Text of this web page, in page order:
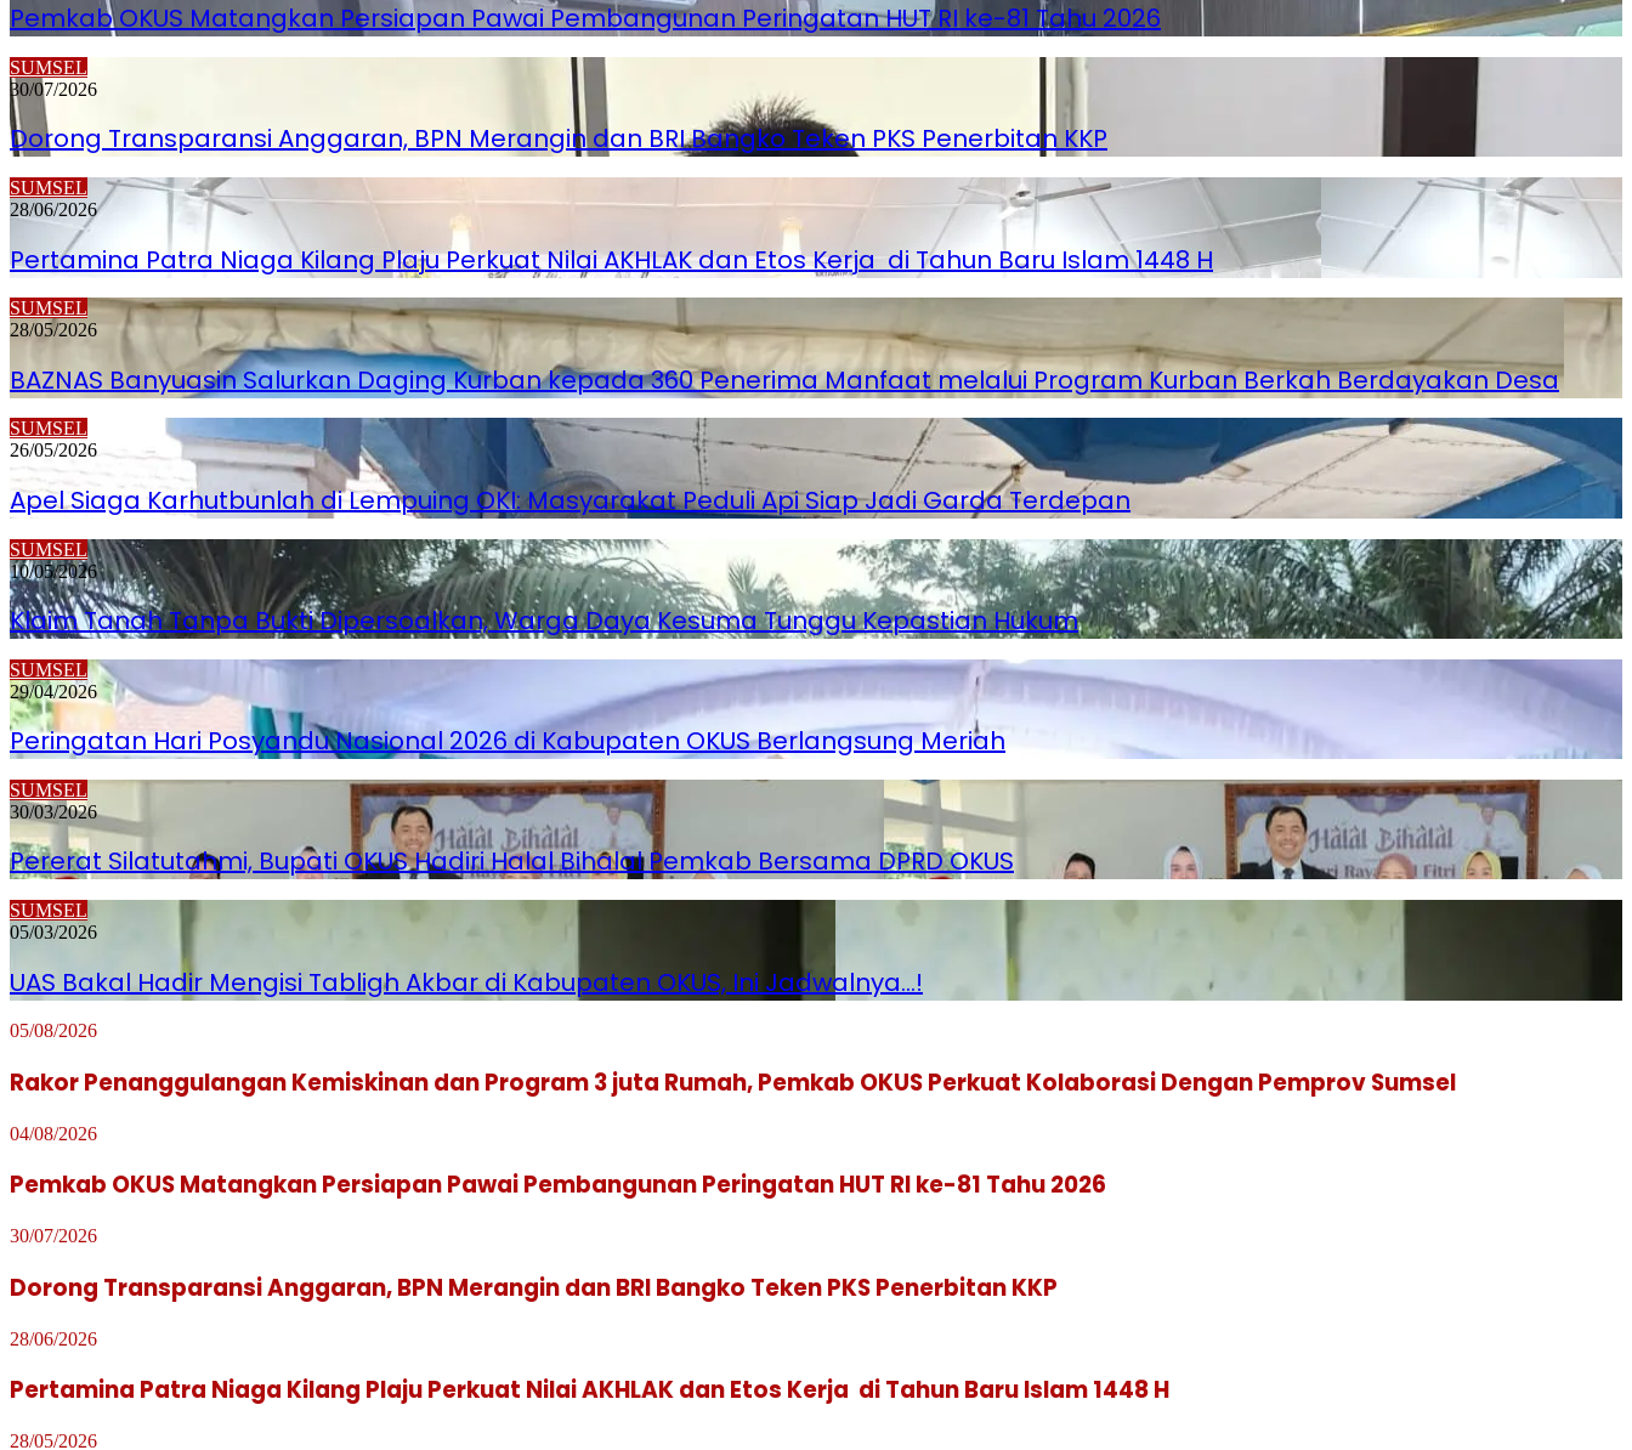
Pemkab OKUS Matangkan Persiapan Pawai Pembangunan Peringatan HUT RI ke-81 Tahu 2026
SUMSEL
30/07/2026
Dorong Transparansi Anggaran, BPN Merangin dan BRI Bangko Teken PKS Penerbitan KKP
SUMSEL
28/06/2026
Pertamina Patra Niaga Kilang Plaju Perkuat Nilai AKHLAK dan Etos Kerja di Tahun Baru Islam 1448 H
SUMSEL
28/05/2026
BAZNAS Banyuasin Salurkan Daging Kurban kepada 360 Penerima Manfaat melalui Program Kurban Berkah Berdayakan Desa
SUMSEL
26/05/2026
Apel Siaga Karhutbunlah di Lempuing OKI: Masyarakat Peduli Api Siap Jadi Garda Terdepan
SUMSEL
10/05/2026
Klaim Tanah Tanpa Bukti Dipersoalkan, Warga Daya Kesuma Tunggu Kepastian Hukum
SUMSEL
29/04/2026
Peringatan Hari Posyandu Nasional 2026 di Kabupaten OKUS Berlangsung Meriah
SUMSEL
30/03/2026
Pererat Silatutahmi, Bupati OKUS Hadiri Halal Bihalal Pemkab Bersama DPRD OKUS
SUMSEL
05/03/2026
UAS Bakal Hadir Mengisi Tabligh Akbar di Kabupaten OKUS, Ini Jadwalnya…!
05/08/2026
Rakor Penanggulangan Kemiskinan dan Program 3 juta Rumah, Pemkab OKUS Perkuat Kolaborasi Dengan Pemprov Sumsel
04/08/2026
Pemkab OKUS Matangkan Persiapan Pawai Pembangunan Peringatan HUT RI ke-81 Tahu 2026
30/07/2026
Dorong Transparansi Anggaran, BPN Merangin dan BRI Bangko Teken PKS Penerbitan KKP
28/06/2026
Pertamina Patra Niaga Kilang Plaju Perkuat Nilai AKHLAK dan Etos Kerja di Tahun Baru Islam 1448 H
28/05/2026